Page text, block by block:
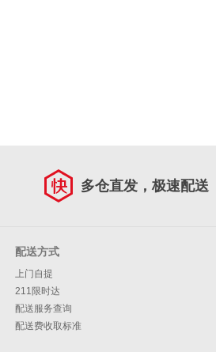
多仓直发，极速配送
配送方式
上门自提
211限时达
配送服务查询
配送费收取标准